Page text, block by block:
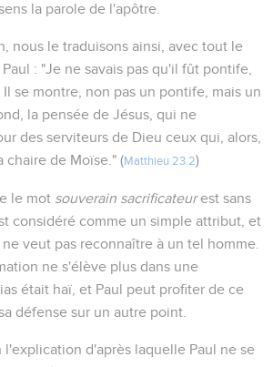
la parole de l'apôtre.
nous le traduisons ainsi, avec tout le
: "Je ne savais pas qu'il fût pontife,
Il se montre, non pas un pontife, mais un
la pensée de Jésus, qui ne
des serviteurs de Dieu ceux qui, alors,
chaire de Moïse." (Matthieu 23.2)
le mot souverain sacrificateurest sans
considéré comme un simple attribut, et
veut pas reconnaître à un tel homme.
ne s'élève plus dans une
était haï, et Paul peut profiter de ce
défense sur un autre point.
d'après laquelle Paul ne se